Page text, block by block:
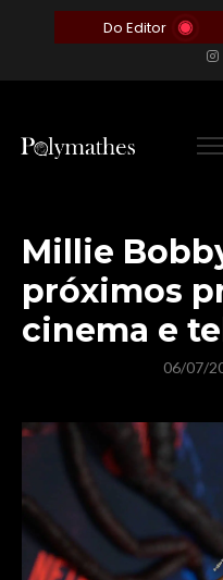
Do Editor
O Voto como Moeda: Clientelismo e o Analfabetismo Funcional Político no Brasil
Millie
próximos
cinema e
06/07/